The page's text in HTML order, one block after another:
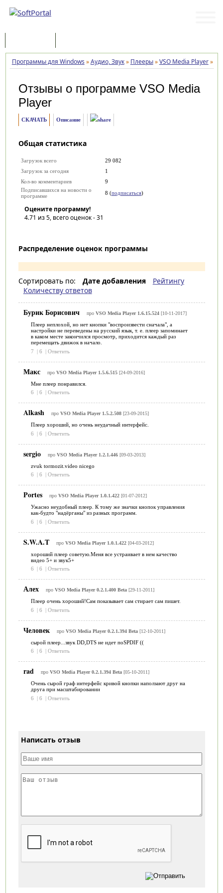
Программы для Windows »Аудио, Звук» Плееры»VSO Media Player»
Отзывы о программе VSO Media
Player
СКАЧАТЬ Описание
Общая статистика
Загрузок всего
29 082
Загрузок за сегодня
1
Кол-во комментариев
9
Подписавшихся на новости о
программе
8 (подписаться)
Оцените программу!
4.71 из 5, всего оценок -31
Распределение оценок программы
Сортировать по: Дате добавления
Рейтингу
Количеству ответов
Бурик Борисович про VSO Media Player 1.6.15.524[10-11-2017]
Плеер неплохой, но нет кнопки "воспроизвести сначала", а
настройки не переведены на русский язык, т. е. плеер запоминает
в каком месте закончился просмотр, приходится каждый раз
перемещать движок в начало.
7
| 6 | Ответить
Макс про VSO Media Player 1.5.6.515[24-09-2016]
Мне плеер понравился.
6
| 6 | Ответить
Alkash про VSO Media Player 1.5.2.508[23-09-2015]
Плеер хороший, но очень неудачный интерфейс.
6
| 6 | Ответить
sergio про VSO Media Player 1.2.1.446[09-03-2013]
zvuk tormozit.video nicego
6
| 6 | Ответить
Portes про VSO Media Player 1.0.1.422[01-07-2012]
Ужасно неудобный плеер. К тому же значки кнопок управления
как-будто "надёрганы" из разных программ.
6
| 6 | Ответить
S.W.A.T про VSO Media Player 1.0.1.422[04-03-2012]
хороший плеер советую.Меня все устраивает в нем качество
видео 5+ и звук5+
6
| 6 | Ответить
Алех про VSO Media Player 0.2.1.400 Beta[29-11-2011]
Плеер очень хороший!Сам показывает сам стирает сам пишет.
6
| 6 | Ответить
Человек про VSO Media Player 0.2.1.394 Beta[12-10-2011]
сырой плеер...звук DD,DTS не идет поSPDIF ((
6
| 6 | Ответить
rad про VSO Media Player 0.2.1.394 Beta[05-10-2011]
Очень сырой граф интерфейс кривой кнопки наползают друг на
друга при масштабировании
6
| 6 | Ответить
Написать отзыв